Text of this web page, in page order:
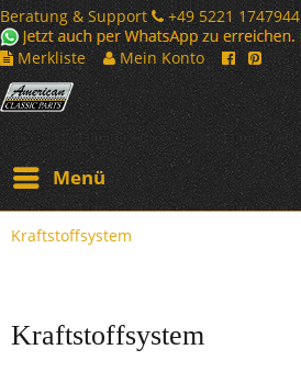
Beratung & Support
+49 5221 1747944
Merkliste
Mein Konto
Menü
Kraftstoffsystem
Kraftstoffsystem